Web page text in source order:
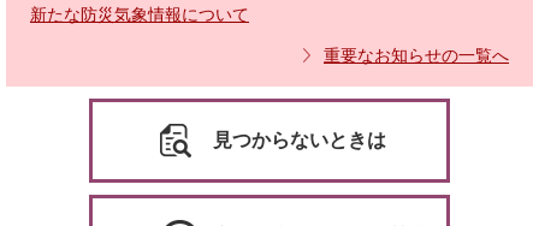
新たな防災気象情報について
重要なお知らせの一覧へ
見つからないときは